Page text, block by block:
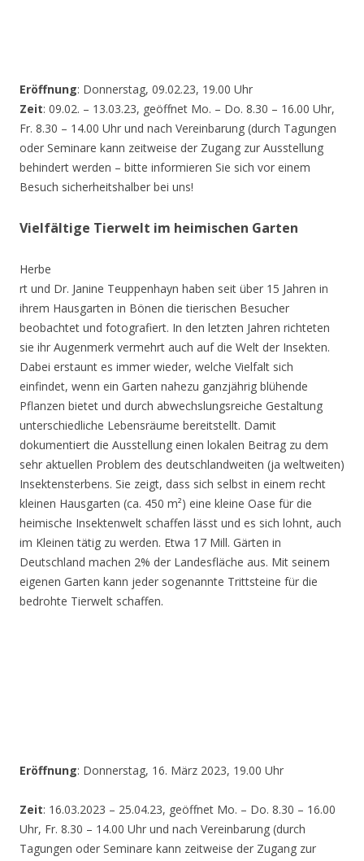
Eröffnung: Donnerstag, 09.02.23, 19.00 Uhr
Zeit: 09.02. – 13.03.23, geöffnet Mo. – Do. 8.30 – 16.00 Uhr,
Fr. 8.30 – 14.00 Uhr und nach Vereinbarung (durch Tagungen
oder Seminare kann zeitweise der Zugang zur Ausstellung
behindert werden – bitte informieren Sie sich vor einem
Besuch sicherheitshalber bei uns!
Vielfältige Tierwelt im heimischen Garten
Herbe
rt und Dr. Janine Teuppenhayn haben seit über 15 Jahren in
ihrem Hausgarten in Bönen die tierischen Besucher
beobachtet und fotografiert. In den letzten Jahren richteten
sie ihr Augenmerk vermehrt auch auf die Welt der Insekten.
Dabei erstaunt es immer wieder, welche Vielfalt sich
einfindet, wenn ein Garten nahezu ganzjährig blühende
Pflanzen bietet und durch abwechslungsreiche Gestaltung
unterschiedliche Lebensräume bereitstellt. Damit
dokumentiert die Ausstellung einen lokalen Beitrag zu dem
sehr aktuellen Problem des deutschlandweiten (ja weltweiten)
Insektensterbens. Sie zeigt, dass sich selbst in einem recht
kleinen Hausgarten (ca. 450 m²) eine kleine Oase für die
heimische Insektenwelt schaffen lässt und es sich lohnt, auch
im Kleinen tätig zu werden. Etwa 17 Mill. Gärten in
Deutschland machen 2% der Landesfläche aus. Mit seinem
eigenen Garten kann jeder sogenannte Trittsteine für die
bedrohte Tierwelt schaffen.
Eröffnung: Donnerstag, 16. März 2023, 19.00 Uhr
Zeit: 16.03.2023 – 25.04.23, geöffnet Mo. – Do. 8.30 – 16.00
Uhr, Fr. 8.30 – 14.00 Uhr und nach Vereinbarung (durch
Tagungen oder Seminare kann zeitweise der Zugang zur